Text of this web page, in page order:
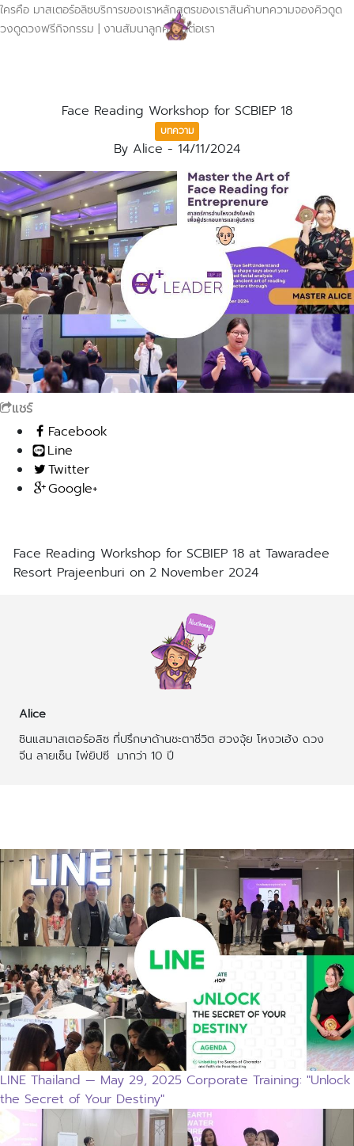
ใครคือ มาสเตอร์อลิซบริการของเราหลักสูตรของเราสินค้าบทความจองคิวดูด
วงดูดวงฟรีกิจกรรม | งานสัมนาลูกค้าติดต่อเรา
Face Reading Workshop for SCBIEP 18
บทความ
By Alice - 14/11/2024
แชร์
Facebook
Line
Twitter
Google+
Face Reading Workshop for SCBIEP 18 at Tawaradee
Resort Prajeenburi on 2 November 2024
Alice
ซินแสมาสเตอร์อลิซ ที่ปรึกษาด้านชะตาชีวิต ฮวงจุ้ย โหงวเฮ้ง ดวง
จีน ลายเซ็น ไพ่ยิปซี  มากว่า 10 ปี
LINE Thailand — May 29, 2025 Corporate Training: "Unlock
the Secret of Your Destiny"